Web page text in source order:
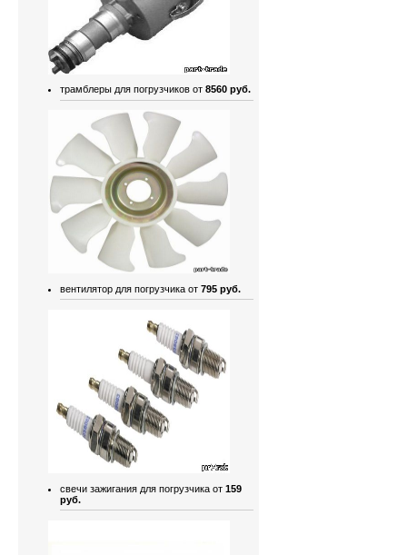
трамблеры для погрузчиков от 8560 руб.
вентилятор для погрузчика от 795 руб.
свечи зажигания для погрузчика от 159
руб.